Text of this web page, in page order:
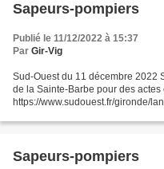
Sapeurs-pompiers
Publié le 11/12/2022 à 15:37
Par Gir-Vig
Sud-Ouest du 11 décembre 2022
de la Sainte-Barbe pour des
https://www.sudouest.fr/gironde/
Sapeurs-pompiers